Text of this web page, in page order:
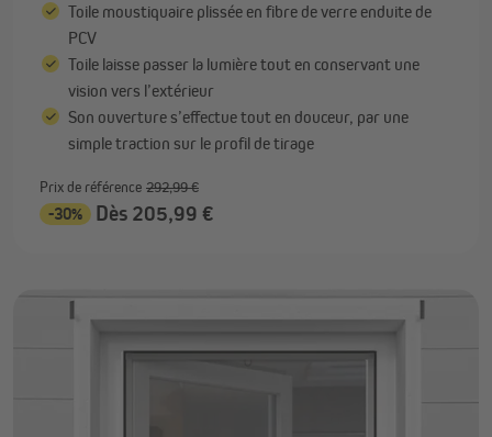
Toile moustiquaire plissée en fibre de verre enduite de
PCV
Toile laisse passer la lumière tout en conservant une
vision vers l’extérieur
Son ouverture s’effectue tout en douceur, par une
simple traction sur le profil de tirage
Prix de référence 292,99 €
-30% Dès 205,99 €